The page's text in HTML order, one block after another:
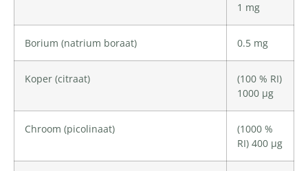
1 mg
Borium (natrium boraat) 0.5 mg
Koper (citraat)
(100 % RI)
1000 µg
Chroom (picolinaat)
(1000 %
RI) 400 µg